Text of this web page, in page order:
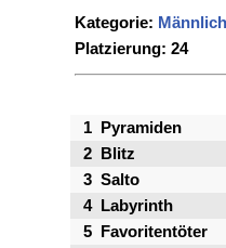
Kategorie:
Platzierung: 24
1
Pyramiden
2
Blitz
3 Salto
4
Labyrinth
5
Favoritentöter